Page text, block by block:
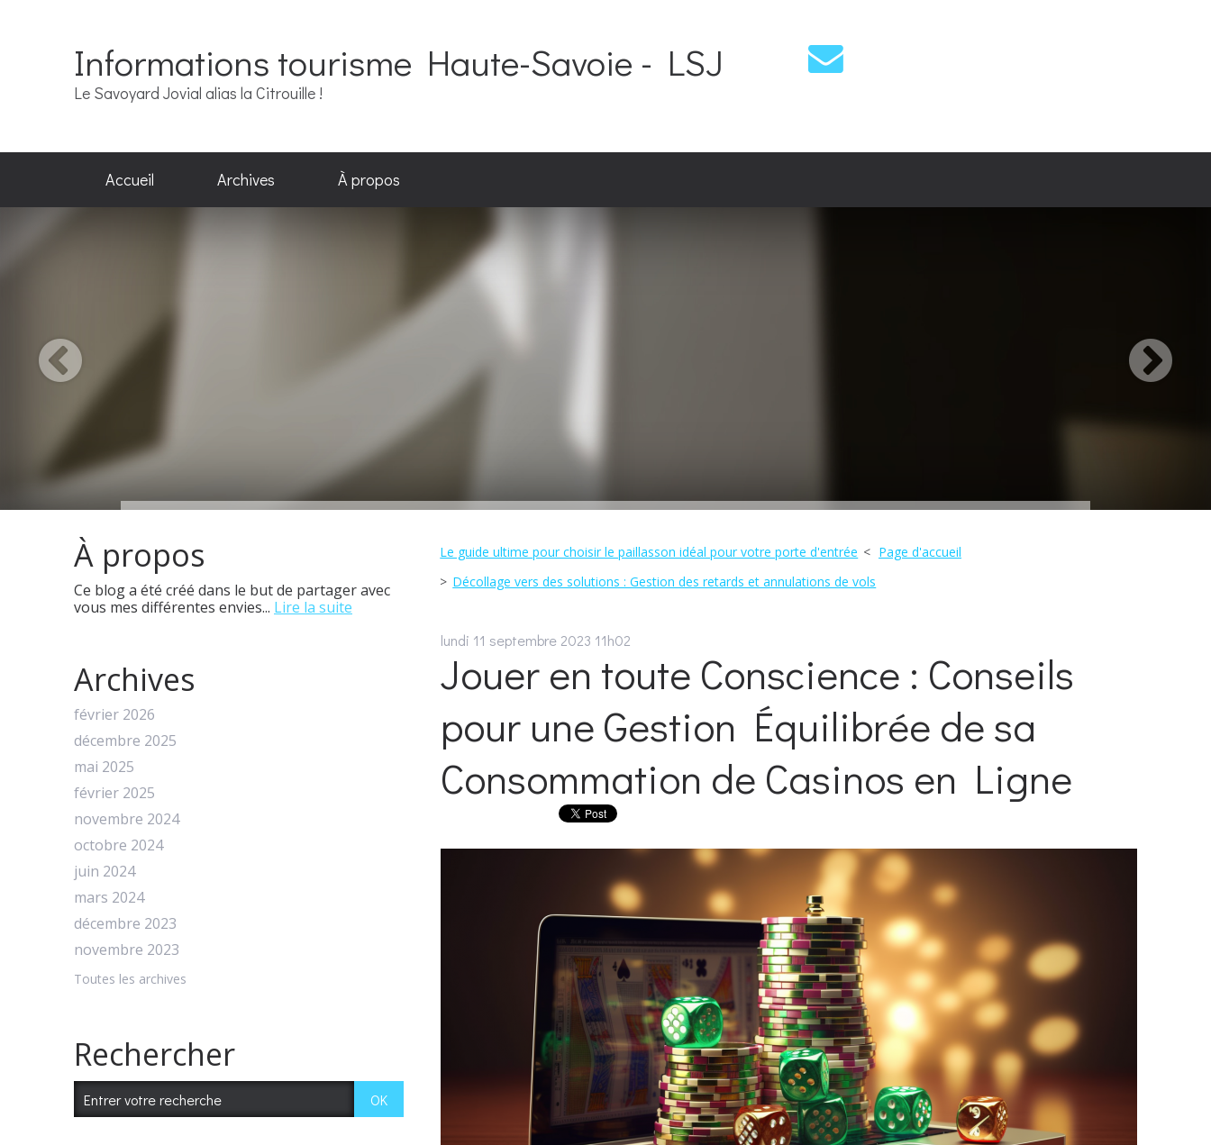
Informations tourisme Haute-Savoie - LSJ
Le Savoyard Jovial alias la Citrouille !
Accueil Archives À propos
À propos
Ce blog a été créé dans le but de partager avec
vous mes différentes envies... Lire la suite
Archives
février 2026
décembre 2025
mai 2025
février 2025
novembre 2024
octobre 2024
juin 2024
mars 2024
décembre 2023
novembre 2023
Toutes les archives
Rechercher
Le guide ultime pour choisir le paillasson idéal pour votre porte d'entrée
Page d'accueil
Décollage vers des solutions : Gestion des retards et annulations de vols
lundi 11 septembre 2023 11h02
Jouer en toute Conscience : Conseils
pour une Gestion Équilibrée de sa
Consommation de Casinos en Ligne